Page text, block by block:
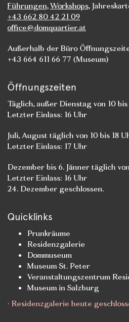
Führungen,Workshops,
+43 662 80 42 21 09
office@domquartier.at
Außerhalb der Büro
+43 664 611 66 77 (Museum)
Öffnungszeiten
Täglich, außer Dienstag von 10
Letzter Einlass: 16 Uhr
Juli, August täglich von 10 bis 18
Letzter Einlass: 17 Uhr
Dezember bis 6. Jänner täglich
Letzter Einlass: 16 Uhr
24. Dezember geschlossen.
Quicklinks
Prunkräume
Residenzgalerie
Dommuseum
Museum St. Peter
Veranstaltungszentrum
Museum in Salzburg
· Residenzgalerie heute